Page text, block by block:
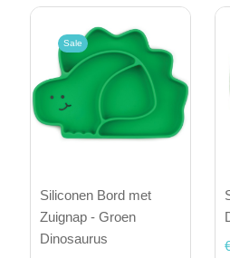
Sale
Siliconen Bord met
Zuignap - Groen
Dinosaurus